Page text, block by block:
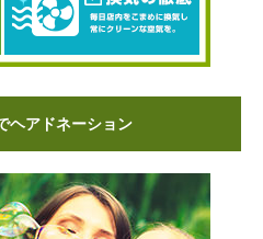
ヘアドネーション